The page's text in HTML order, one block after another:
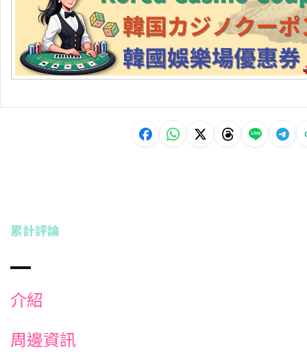
累計評論
介紹
周邊資訊